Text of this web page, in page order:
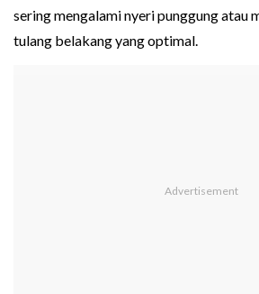
sering mengalami nyeri punggung atau
tulang belakang yang optimal.